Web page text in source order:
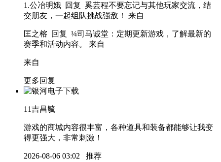
1.公冶明娥 回复 奚芸程不要忘记与其他玩家交流，结
交朋友，一起组队挑战强敌！ 来自
匡之榕 回复 ¼司马诚堂 ：定期更新游戏，了解最新的
赛季和活动内容。 来自
来自
更多回复
11吉昌毓
游戏的商城内容很丰富，各种道具和装备都能够让我变
得更强大，非常刺激！
2026-08-06 03:02 推荐